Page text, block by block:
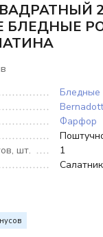
БЛЕДНЫЕ
Бледные
Фарфор
шт.
1
Салатник